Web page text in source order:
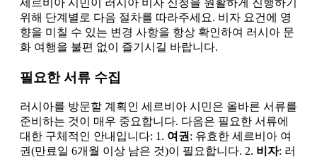
세르비아 시민이 러시아 비자 신청을 원활하게 진행하기
위해 단계별로 다음 절차를 따라주세요. 비자 요건에 영
향을 미칠 수 있는 변경 사항을 항상 확인하여 러시아 문
화 여행을 불편 없이 즐기시길 바랍니다.
필요한 서류 수집
러시아를 방문할 계획인 세르비아 시민은 올바른 서류를
준비하는 것이 매우 중요합니다. 다음은 필요한 서류에
대한 구체적인 안내입니다: 1. 여권 : 유효한 세르비아 여
권(만료일 6개월 이상 남은 것)이 필요합니다. 2. 비자: 러